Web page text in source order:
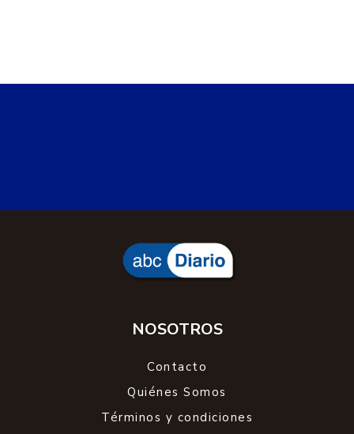
NOSOTROS
Contacto
Quiénes Somos
Términos y condiciones